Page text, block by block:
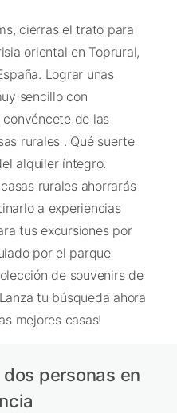
cierras el trato para
oriental en Toprural,
Lograr unas
sencillo con
de las
rurales . Qué suerte
alquiler íntegro.
rurales ahorrarás
a experiencias
tus excursiones por
por el parque
de souvenirs de
tu búsqueda ahora
mejores casas!
personas en